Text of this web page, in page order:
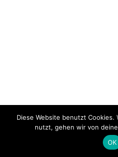
Diese Website benutzt
nutzt, gehen wir von
OK